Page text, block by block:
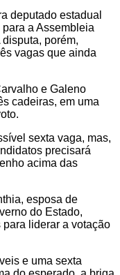
deputado estadual
a Assembleia
porém,
vagas que ainda
e Galeno
cadeiras, em uma
sexta vaga, mas,
precisará
acima das
esposa de
do Estado,
liderar a votação
e uma sexta